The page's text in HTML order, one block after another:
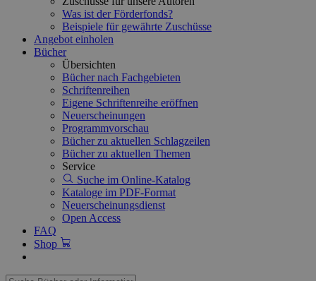
Was ist der Förderfonds?
Beispiele für gewährte Zuschüsse
Angebot einholen
Bücher
Übersichten
Bücher nach Fachgebieten
Schriftenreihen
Eigene Schriftenreihe eröffnen
Neuerscheinungen
Programmvorschau
Bücher zu aktuellen Schlagzeilen
Bücher zu aktuellen Themen
Service
Suche im Online-Katalog
Kataloge im PDF-Format
Neuerscheinungsdienst
Open Access
FAQ
Shop